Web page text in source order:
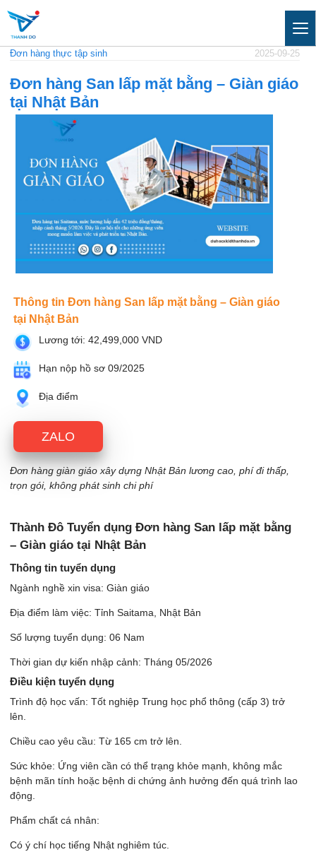
Đơn hàng thực tập sinh 2025-09-25
Đơn hàng San lấp mặt bằng – Giàn giáo
tại Nhật Bản
Thông tin Đơn hàng San lấp mặt bằng – Giàn giáo
tại Nhật Bản
Lương tới: 42,499,000 VND
Hạn nộp hồ sơ 09/2025
Địa điểm
ZALO
Đơn hàng giàn giáo xây dựng Nhật Bản lương cao, phí đi thấp,
trọn gói, không phát sinh chi phí
Thành Đô Tuyển dụng Đơn hàng San lấp mặt bằng
– Giàn giáo tại Nhật Bản
Thông tin tuyển dụng
Ngành nghề xin visa: Giàn giáo
Địa điểm làm việc: Tỉnh Saitama, Nhật Bản
Số lượng tuyển dụng: 06 Nam
Thời gian dự kiến nhập cảnh: Tháng 05/2026
Điều kiện tuyển dụng
Trình độ học vấn: Tốt nghiệp Trung học phổ thông (cấp 3) trở
lên.
Chiều cao yêu cầu: Từ 165 cm trở lên.
Sức khỏe: Ứng viên cần có thể trạng khỏe mạnh, không mắc
bệnh mãn tính hoặc bệnh di chứng ảnh hưởng đến quá trình lao
động.
Phẩm chất cá nhân:
Có ý chí học tiếng Nhật nghiêm túc.